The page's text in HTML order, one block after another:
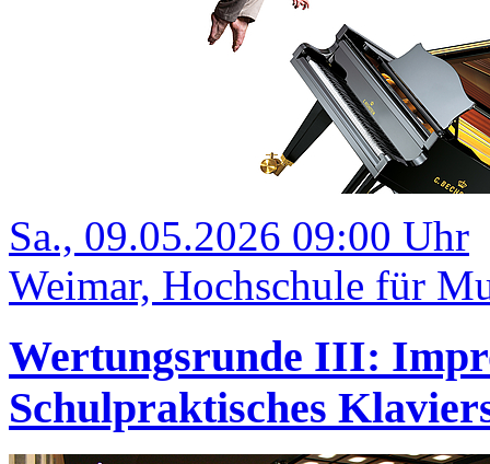
Sa., 09.05.2026 09:00 Uhr
Weimar, Hochschule für
Wertungsrunde III:
Schulpraktisches